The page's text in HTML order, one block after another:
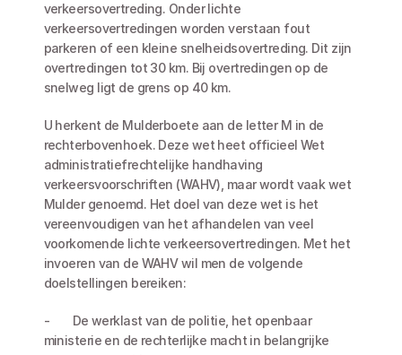
verkeersovertreding. Onder lichte
verkeersovertredingen worden verstaan fout
parkeren of een kleine snelheidsovertreding. Dit zijn
overtredingen tot 30 km. Bij overtredingen op de
snelweg ligt de grens op 40 km.
U herkent de Mulderboete aan de letter M in de
rechterbovenhoek. Deze wet heet officieel Wet
administratiefrechtelijke handhaving
verkeersvoorschriften (WAHV), maar wordt vaak wet
Mulder genoemd. Het doel van deze wet is het
vereenvoudigen van het afhandelen van veel
voorkomende lichte verkeersovertredingen. Met het
invoeren van de WAHV wil men de volgende
doelstellingen bereiken:
-	De werklast van de politie, het openbaar
ministerie en de rechterlijke macht in belangrijke